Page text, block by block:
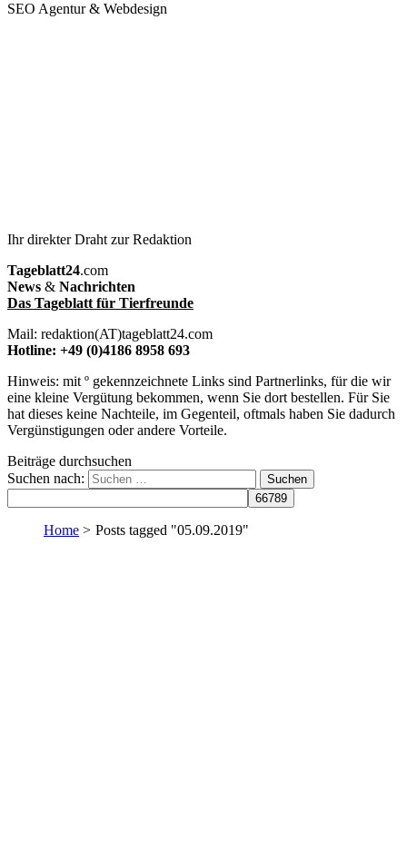
SEO Agentur & Webdesign
Ihr direkter Draht zur Redaktion
Tageblatt24.com
News & Nachrichten
Das Tageblatt für Tierfreunde
Mail: redaktion(AT)tageblatt24.com
Hotline: +49 (0)4186 8958 693
Hinweis: mit º gekennzeichnete Links sind Partnerlinks, für die wir
eine kleine Vergütung bekommen, wenn Sie dort bestellen. Für Sie
hat dieses keine Nachteile, im Gegenteil, oftmals haben Sie dadurch
Vergünstigungen oder andere Vorteile.
Beiträge durchsuchen
Suchen nach:
Home > Posts tagged "05.09.2019"